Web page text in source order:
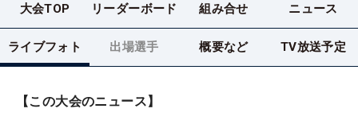
大会TOP リーダーボード 組み合せ ニュース
ライブフォト 出場選手 概要など TV放送予定
【この大会のニュース】